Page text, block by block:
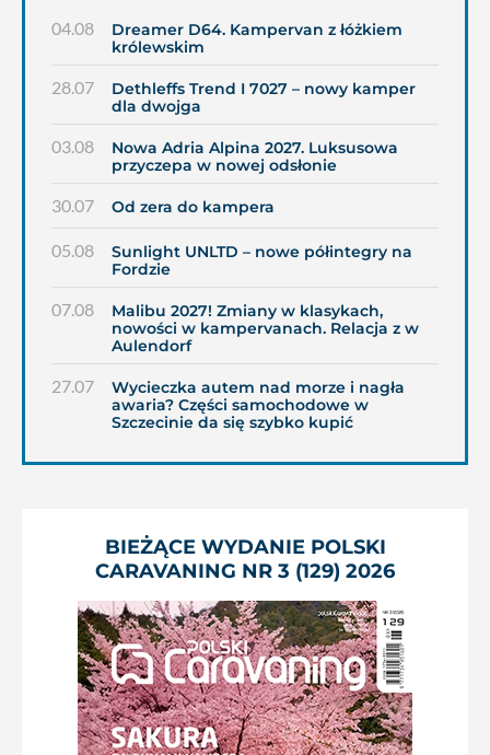
04.08
Dreamer D64. Kampervan z łóżkiem
królewskim
28.07
Dethleffs Trend I 7027 – nowy kamper
dla dwojga
03.08
Nowa Adria Alpina 2027. Luksusowa
przyczepa w nowej odsłonie
30.07 Od zera do kampera
05.08
Sunlight UNLTD – nowe półintegry na
Fordzie
07.08
Malibu 2027! Zmiany w klasykach,
nowości w kampervanach. Relacja z w
Aulendorf
27.07
Wycieczka autem nad morze i nagła
awaria? Części samochodowe w
Szczecinie da się szybko kupić
BIEŻĄCE WYDANIE POLSKI
CARAVANING NR 3 (129) 2026